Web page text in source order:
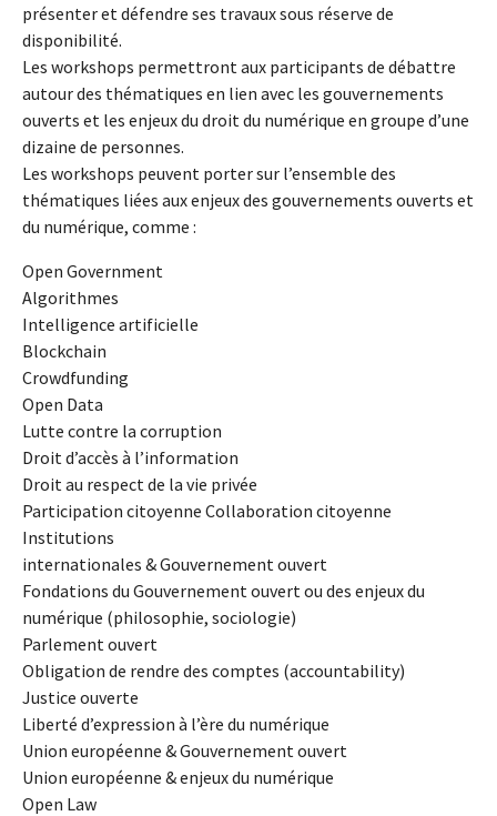
présenter et défendre ses travaux sous réserve de
disponibilité.
Les workshops permettront aux participants de débattre
autour des thématiques en lien avec les gouvernements
ouverts et les enjeux du droit du numérique en groupe d’une
dizaine de personnes.
Les workshops peuvent porter sur l’ensemble des
thématiques liées aux enjeux des gouvernements ouverts et
du numérique, comme :
Open Government
Algorithmes
Intelligence artificielle
Blockchain
Crowdfunding
Open Data
Lutte contre la corruption
Droit d’accès à l’information
Droit au respect de la vie privée
Participation citoyenne Collaboration citoyenne
Institutions
internationales & Gouvernement ouvert
Fondations du Gouvernement ouvert ou des enjeux du
numérique (philosophie, sociologie)
Parlement ouvert
Obligation de rendre des comptes (accountability)
Justice ouverte
Liberté d’expression à l’ère du numérique
Union européenne & Gouvernement ouvert
Union européenne & enjeux du numérique
Open Law